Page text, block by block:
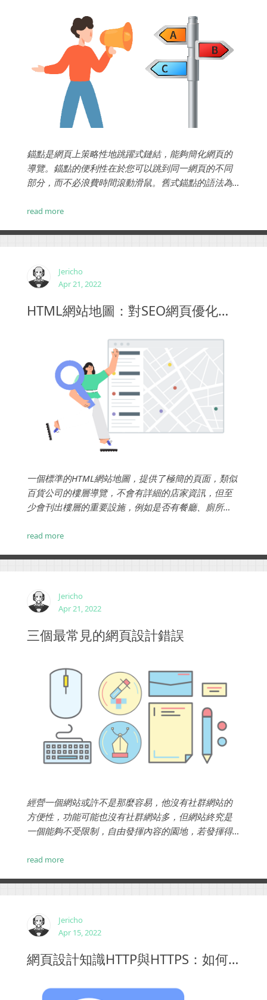
錨點是網頁上策略性地跳躍式鏈結，能夠簡化網頁的
導覽。錨點的便利性在於您可以跳到同一網頁的不同
部分，而不必浪費時間滾動滑鼠。舊式錨點的語法為
read more
Jericho
Apr 21, 2022
HTML網站地圖：對SEO網頁優化和用戶都有好處
一個標準的HTML網站地圖，提供了極簡的頁面，類似
百貨公司的樓層導覽，不會有詳細的店家資訊，但至
少會刊出樓層的重要設施，例如是否有餐廳、廁所
都放在網站內容，只要個概略就可以了...
read more
Jericho
Apr 21, 2022
三個最常見的網頁設計錯誤
經營一個網站或許不是那麼容易，他沒有社群網站的
方便性，功能可能也沒有社群網站多，但網站終究是
一個能夠不受限制，自由發揮內容的園地，若發揮得
帶給客戶不良印的因素呢？...
read more
Jericho
Apr 15, 2022
網頁設計知識HTTP與HTTPS：如何使用SSL保護您的網站